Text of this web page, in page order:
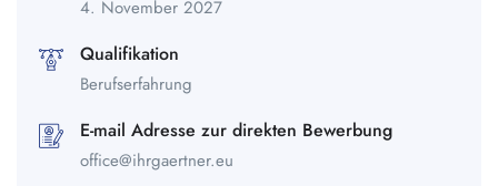
4. November 2027
Qualifikation
Berufserfahrung
E-mail Adresse zur direkten Bewerbung
office@ihrgaertner.eu